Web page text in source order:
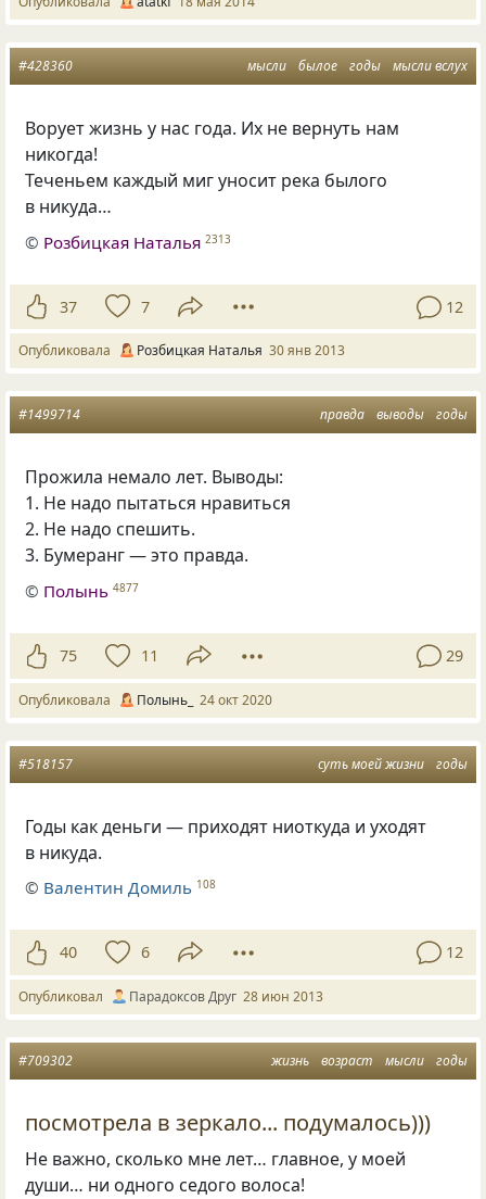
мысли былое годы мысли вслух
#428360
Ворует жизнь у нас года. Их не вернуть нам
никогда!
Теченьем каждый миг уносит река былого
в никуда…
© Розбицкая Наталья 2313
37 7 12
Опубликовала Розбицкая Наталья 30 янв 2013
правда выводы годы
#1499714
Прожила немало лет. Выводы:
1. Не надо пытаться нравиться
2. Не надо спешить.
3. Бумеранг — это правда.
© Полынь 4877
75 11 29
Опубликовала Полынь_ 24 окт 2020
суть моей жизни годы
#518157
Годы как деньги — приходят ниоткуда и уходят
в никуда.
© Валентин Домиль 108
40 6 12
Опубликовал Парадоксов Друг 28 июн 2013
жизнь возраст мысли годы
#709302
посмотрела в зеркало... подумалось)))
Не важно, сколько мне лет… главное, у моей
души… ни одного седого волоса!